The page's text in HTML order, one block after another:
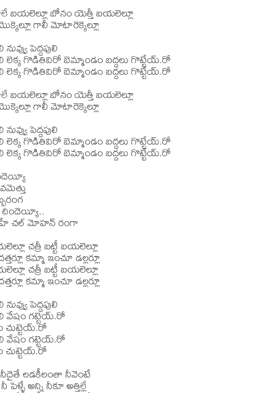
బయలెల్లూ బోనం యెత్తీ బయలెల్లూ
గాలీ మోటారెక్కెల్లూ
నువ్వు పెద్దపులి
లెక్క గొడితివిరో బెమ్మాండం బద్దలు గొట్టేయ్.రో
లెక్క గొడితివిరో బెమ్మాండం బద్దలు గొట్టేయ్.రో
బయలెల్లూ బోనం యెత్తీ బయలెల్లూ
గాలీ మోటారెక్కెల్లూ
నువ్వు పెద్దపులి
లెక్క గొడితివిరో బెమ్మాండం బద్దలు గొట్టేయ్.రో
లెక్క గొడితివిరో బెమ్మాండం బద్దలు గొట్టేయ్.రో
చల్ మోహన్ రంగా
చత్రీ బట్టీ బయలెల్లూ
కమ్మా ఇంచూ డల్లర్లూ
చత్రీ బట్టీ బయలెల్లూ
కమ్మా ఇంచూ డల్లర్లూ
నువ్వు పెద్దపులి
వేషం గట్టెయ్.రో
చుట్టెయ్.రో
వేషం గట్టెయ్.రో
చుట్టెయ్.రో
నీదైతే లడకీలంతా నీవెంటే
అన్ని నీకూ అత్తిల్లే